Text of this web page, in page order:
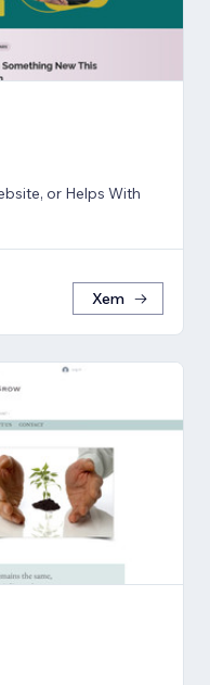
or Helps With
Xem